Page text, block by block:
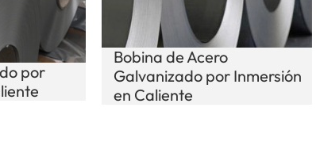
por
Bobina de Acero
Galvanizado por Inmersión
en Caliente